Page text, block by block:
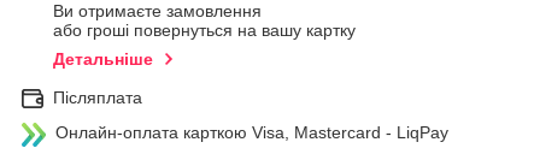
Ви отримаєте замовлення
або гроші повернуться на вашу картку
Детальніше
Післяплата
Онлайн-оплата карткою Visa, Mastercard - LiqPay